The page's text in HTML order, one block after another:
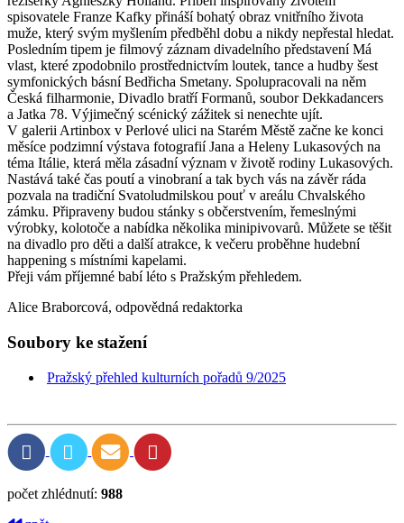
spisovatele Franze Kafky přináší bohatý obraz vnitřního života
muže, který svým myšlením předběhl dobu a nikdy nepřestal hledat.
Posledním tipem je filmový záznam divadelního představení Má
vlast, které zpodobnilo prostřednictvím loutek, tance a hudby šest
symfonických básní Bedřicha Smetany. Spolupracovali na něm
Česká filharmonie, Divadlo bratří Formanů, soubor Dekkadancers
a Jatka 78. Výjimečný scénický zážitek si nenechte ujít.
V galerii Artinbox v Perlové ulici na Starém Městě začne ke konci
měsíce podzimní výstava fotografií Jana a Heleny Lukasových na
téma Itálie, která měla zásadní význam v životě rodiny Lukasových.
Nastává také čas poutí a vinobraní a tak bych vás na závěr ráda
pozvala na tradiční Svatoludmilskou pouť v areálu Chvalského
zámku. Připraveny budou stánky s občerstvením, řemeslnými
výrobky, kolotoče a nabídka několika minipivovarů. Můžete se těšit
na divadlo pro děti a další atrakce, k večeru proběhne hudební
happening s místními kapelami.
Přeji vám příjemné babí léto s Pražským přehledem.
Alice Braborcová, odpovědná redaktorka
Soubory ke stažení
Pražský přehled kulturních pořadů 9/2025
počet zhlédnutí: 988